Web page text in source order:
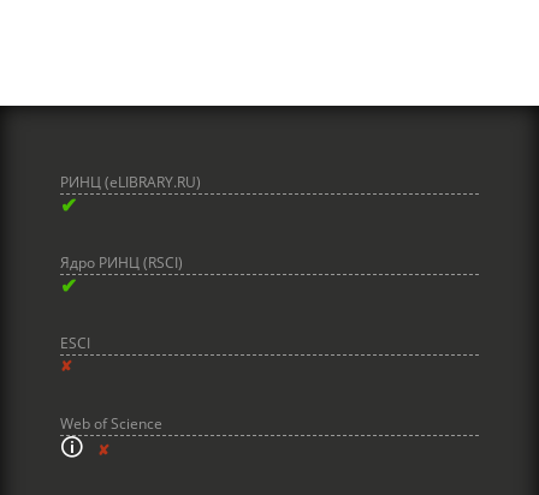
РИНЦ (eLIBRARY.RU)
✔
Ядро РИНЦ (RSCI)
✔
ESCI
✘
Web of Science
🛈✘